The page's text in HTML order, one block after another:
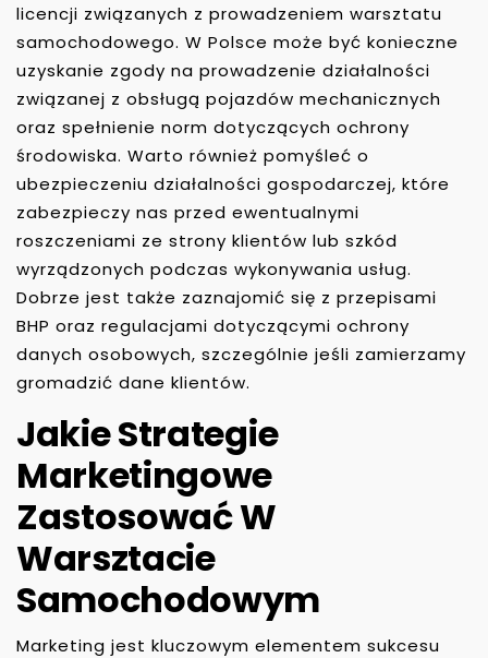
licencji związanych z prowadzeniem warsztatu
samochodowego. W Polsce może być konieczne
uzyskanie zgody na prowadzenie działalności
związanej z obsługą pojazdów mechanicznych
oraz spełnienie norm dotyczących ochrony
środowiska. Warto również pomyśleć o
ubezpieczeniu działalności gospodarczej, które
zabezpieczy nas przed ewentualnymi
roszczeniami ze strony klientów lub szkód
wyrządzonych podczas wykonywania usług.
Dobrze jest także zaznajomić się z przepisami
BHP oraz regulacjami dotyczącymi ochrony
danych osobowych, szczególnie jeśli zamierzamy
gromadzić dane klientów.
Jakie Strategie
Marketingowe
Zastosować W
Warsztacie
Samochodowym
Marketing jest kluczowym elementem sukcesu